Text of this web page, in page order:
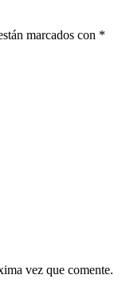
marcados con *
vez que comente.